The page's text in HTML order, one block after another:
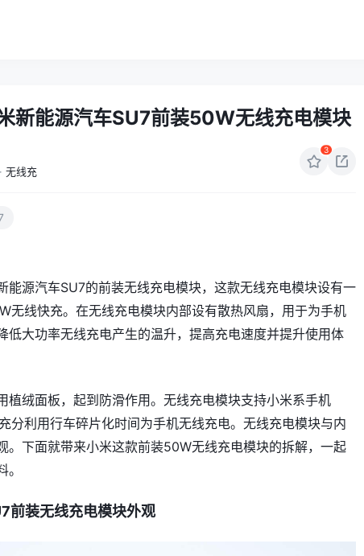
新能源汽车SU7前装50W无线充电模块
· 无线充
3
能源汽车SU7的前装无线充电模块，这款无线充电模块设有一
无线快充。在无线充电模块内部设有散热风扇，用于为手机
低大功率无线充电产生的温升，提高充电速度并提升使用体
植绒面板，起到防滑作用。无线充电模块支持小米系手机
分利用行车碎片化时间为手机无线充电。无线充电模块与内
。下面就带来小米这款前装50W无线充电模块的拆解，一起
前装无线充电模块外观